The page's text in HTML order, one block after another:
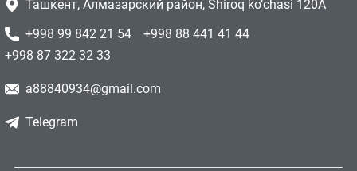
Ташкент, Алмазарский район, Shiroq ko’chasi 120A
+998 99 842 21 54
+998 88 441 41 44
+998 87 322 32 33
a88840934@gmail.com
Telegram